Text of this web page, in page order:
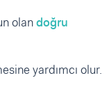
olandoğru
yardımcı olur.